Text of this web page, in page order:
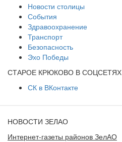
Новости столицы
События
Здравоохранение
Транспорт
Безопасность
Эхо Победы
СТАРОЕ КРЮКОВО В СОЦСЕТЯХ
СК в ВКонтакте
НОВОСТИ ЗЕЛАО
Интернет-газеты районов ЗелАО